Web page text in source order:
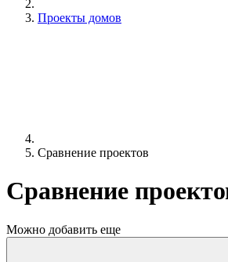
Проекты домов
Сравнение проектов
Сравнение
Можно добавить еще